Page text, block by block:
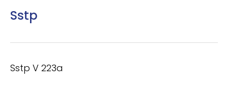
Sstp
Sstp V 223a